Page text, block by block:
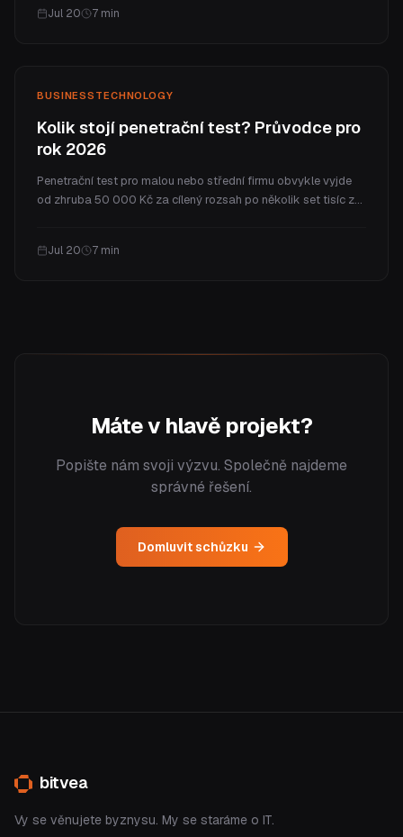
fitu a toho, kdy vyhrává co.
Jul 20 7 min
BUSINESS TECHNOLOGY
Kolik stojí penetrační test? Průvodce pro
rok 2026
Penetrační test pro malou nebo střední firmu obvykle vyjde
od zhruba 50 000 Kč za cílený rozsah po několik set tisíc za
jak často test potřebujete.
Jul 20 7 min
Máte v hlavě projekt?
Popište nám svoji výzvu. Společně najdeme
správné řešení.
Domluvit schůzku
bitvea
Vy se věnujete byznysu. My se staráme o IT.